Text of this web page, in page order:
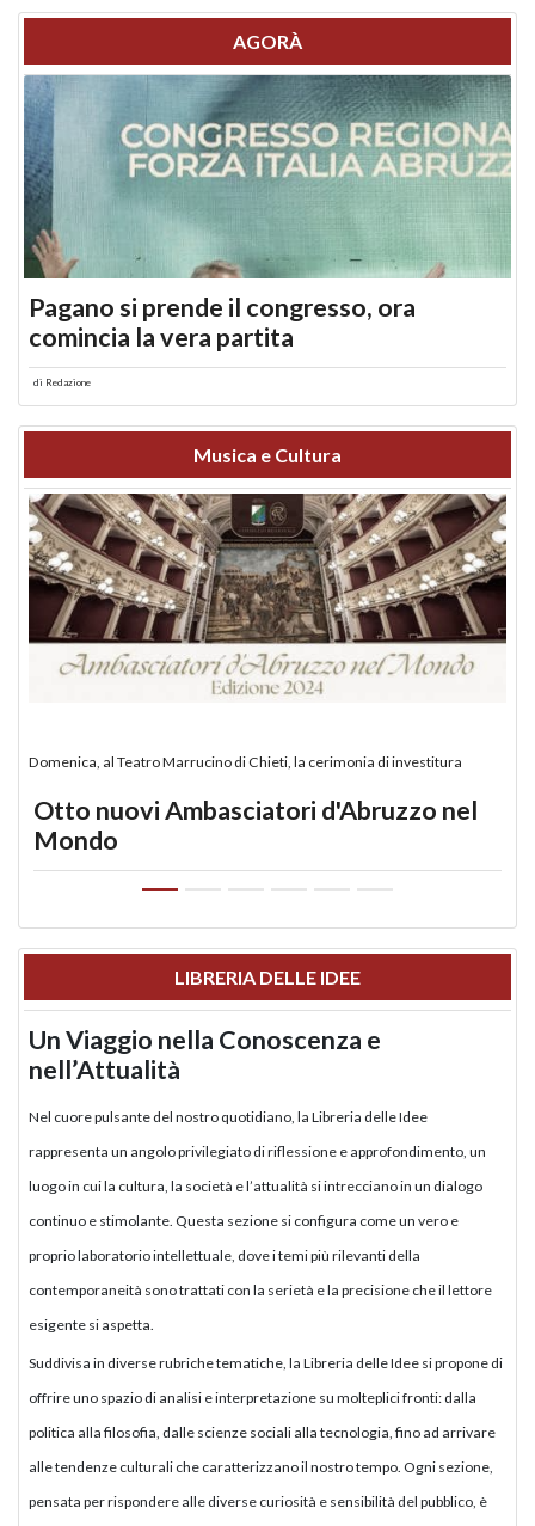
AGORÀ
Pagano si prende il congresso, ora
comincia la vera partita
di Redazione
Musica e Cultura
Domenica, al Teatro Marrucino di Chieti, la cerimonia di investitura
Otto nuovi Ambasciatori d'Abruzzo nel
Mondo
LIBRERIA DELLE IDEE
Un Viaggio nella Conoscenza e
nell’Attualità
Nel cuore pulsante del nostro quotidiano, la Libreria delle Idee
rappresenta un angolo privilegiato di riflessione e approfondimento, un
luogo in cui la cultura, la società e l’attualità si intrecciano in un dialogo
continuo e stimolante. Questa sezione si configura come un vero e
proprio laboratorio intellettuale, dove i temi più rilevanti della
contemporaneità sono trattati con la serietà e la precisione che il lettore
esigente si aspetta.
Suddivisa in diverse rubriche tematiche, la Libreria delle Idee si propone di
offrire uno spazio di analisi e interpretazione su molteplici fronti: dalla
politica alla filosofia, dalle scienze sociali alla tecnologia, fino ad arrivare
alle tendenze culturali che caratterizzano il nostro tempo. Ogni sezione,
pensata per rispondere alle diverse curiosità e sensibilità del pubblico, è